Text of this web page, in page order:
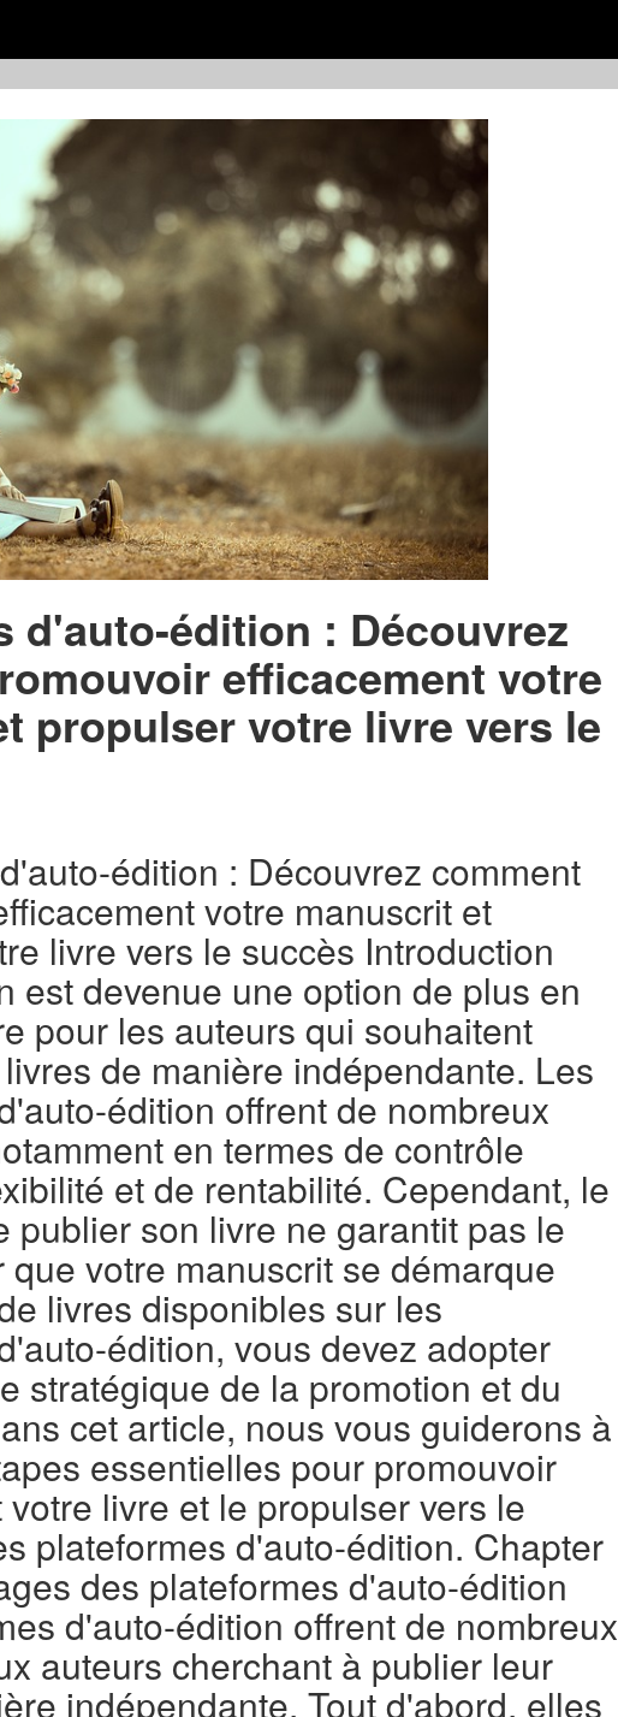
d'auto-édition : Découvrez
efficacement votre
propulser votre livre vers le
édition : Découvrez comment
votre manuscrit et
livre vers le succès Introduction
est devenue une option de plus en
pour les auteurs qui souhaitent
de manière indépendante. Les
édition offrent de nombreux
en termes de contrôle
et de rentabilité. Cependant, le
publier son livre ne garantit pas le
que votre manuscrit se démarque
livres disponibles sur les
édition, vous devez adopter
stratégique de la promotion et du
cet article, nous vous guiderons à
essentielles pour promouvoir
livre et le propulser vers le
plateformes d'auto-édition. Chapter
des plateformes d'auto-édition
d'auto-édition offrent de nombreux
auteurs cherchant à publier leur
indépendante. Tout d'abord, elles